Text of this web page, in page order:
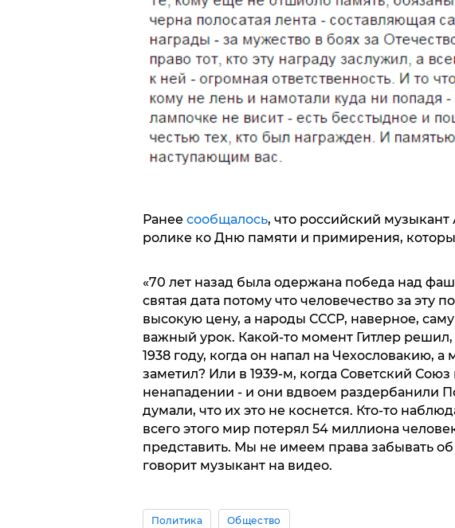
Ранее сообщалось, что российский
ролике ко Дню памяти и примирения,
«70 лет назад была одержана победа над
святая дата потому что человечество за эту
высокую цену, а народы СССР, наверное,
важный урок. Какой-то момент Гитлер решил,
1938 году, когда он напал на Чехословакию, а
заметил? Или в 1939-м, когда Советский
ненападении - и они вдвоем раздербанили
думали, что их это не коснется. Кто-то
всего этого мир потерял 54 миллиона
представить. Мы не имеем права забывать
говорит музыкант на видео.
Политика Общество